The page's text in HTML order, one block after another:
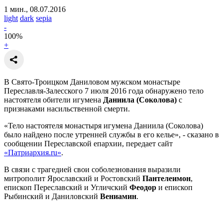
1 мин., 08.07.2016
light dark sepia
-
100%
+
В Свято-Троицком Даниловом мужском монастыре
Переславля-Залесского 7 июля 2016 года обнаружено тело
настоятеля обители игумена Даниила (Соколова) с
признаками насильственной смерти.
«Тело настоятеля монастыря игумена Даниила (Соколова)
было найдено после утренней службы в его келье», - сказано в
сообщении Переславской епархии, передает сайт
«Патриархия.ru».
В связи с трагедией свои соболезнования выразили
митрополит Ярославский и Ростовский Пантелеимон,
епископ Переславский и Угличский Феодор и епископ
Рыбинский и Даниловский Вениамин.